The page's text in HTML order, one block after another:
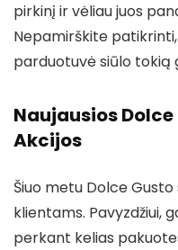
pirkinį ir vėliau juos
Nepamirškite
parduotuvė siūlo tokią
Naujausios
Akcijos
Šiuo metu Dolce
klientams. Pavyzdžiui,
perkant kelias